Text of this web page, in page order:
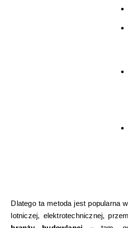
Dlatego ta metoda jest popularna
lotniczej, elektrotechnicznej,